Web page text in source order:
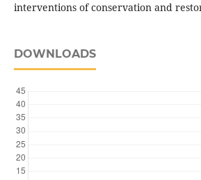
interventions of conservation and
DOWNLOADS